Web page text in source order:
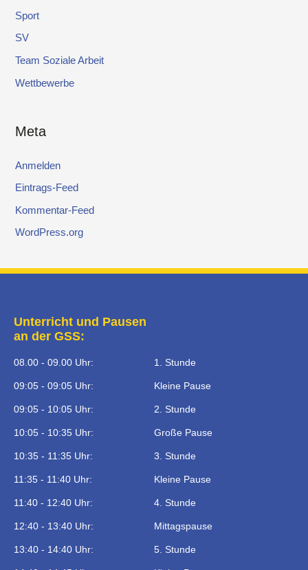
Sport
SV
Team Soziale Arbeit
Wettbewerbe
Meta
Anmelden
Eintrags-Feed
Kommentar-Feed
WordPress.org
Unterricht und Pausen
an der GSS:
08.00 - 09.00 Uhr: 1. Stunde
09:05 - 09:05 Uhr: Kleine Pause
09:05 - 10:05 Uhr: 2. Stunde
10:05 - 10:35 Uhr: Große Pause
10:35 - 11:35 Uhr: 3. Stunde
11:35 - 11:40 Uhr: Kleine Pause
11:40 - 12:40 Uhr: 4. Stunde
12:40 - 13:40 Uhr: Mittagspause
13:40 - 14:40 Uhr: 5. Stunde